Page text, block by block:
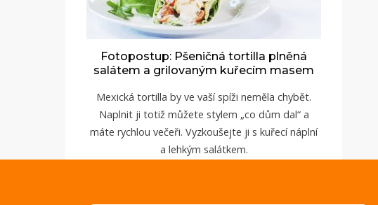
Fotopostup: Pšeničná tortilla plněná
salátem a grilovaným kuřecím masem
Mexická tortilla by ve vaší spíži neměla chybět.
Naplnit ji totiž můžete stylem „co dům dal“ a
máte rychlou večeři. Vyzkoušejte ji s kuřecí náplní
a lehkým salátkem.